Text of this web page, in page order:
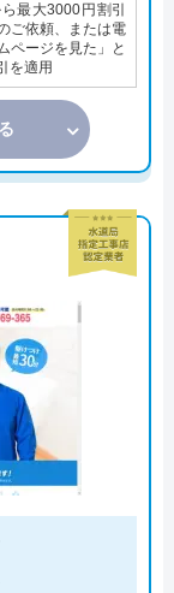
最大3000円割引
ご依頼、または電
ページを見た」と
を適用